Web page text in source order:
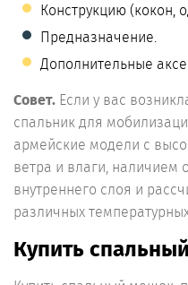
Конструкцию (кокон,
Предназначение.
Дополнительные
Совет. Если у вас
спальник для
армейские модели с
ветра и влаги, наличием
внутреннего слоя и
различных
Купить